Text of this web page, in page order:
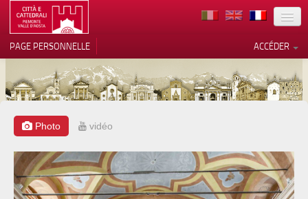
TERRITOIRE
ARCHITECTURE
MUSÉES
ITINÉRAIRES
EVÉNEMENTS
ACCÉDER
PAGE PERSONNELLE
Photo vidéo
Notification lors de la collecte
Vos choix en matière de